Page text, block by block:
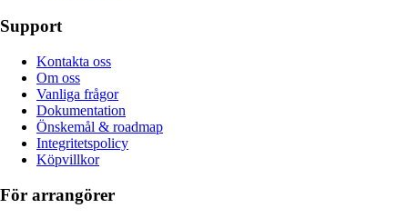
Support
Kontakta oss
Om oss
Vanliga frågor
Dokumentation
Önskemål & roadmap
Integritetspolicy
Köpvillkor
För arrangörer